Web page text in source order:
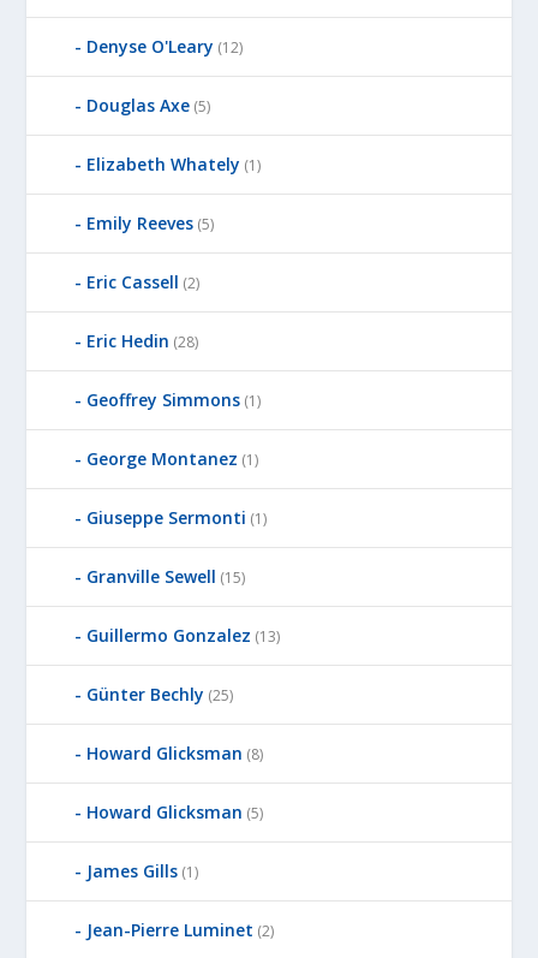
Denyse O'Leary (12)
Douglas Axe (5)
Elizabeth Whately (1)
Emily Reeves (5)
Eric Cassell (2)
Eric Hedin (28)
Geoffrey Simmons (1)
George Montanez (1)
Giuseppe Sermonti (1)
Granville Sewell (15)
Guillermo Gonzalez (13)
Günter Bechly (25)
Howard Glicksman (8)
Howard Glicksman (5)
James Gills (1)
Jean-Pierre Luminet (2)